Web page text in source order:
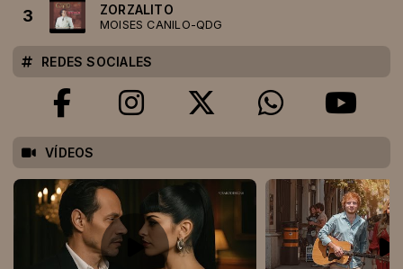
3 ZORZALITO
MOISES CANILO-QDG
REDES SOCIALES
VÍDEOS